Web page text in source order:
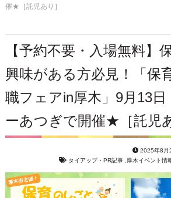
催★［託児あり］
【予約不要・入場無料】
興味がある方必見！「保
職フェアin厚木」9月13日
ーあつぎで開催★［託児
2025年8
タイアップ・PR記事
厚木イベント情